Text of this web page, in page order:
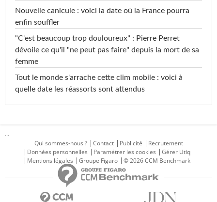
Nouvelle canicule : voici la date où la France pourra
enfin souffler
"C'est beaucoup trop douloureux" : Pierre Perret
dévoile ce qu'il "ne peut pas faire" depuis la mort de sa
femme
Tout le monde s'arrache cette clim mobile : voici à
quelle date les réassorts sont attendus
...
Qui sommes-nous ?
Contact Publicité
Recrutement
Données personnelles
Paramétrer les cookies
Gérer Utiq
Mentions légales
Groupe Figaro © 2026 CCM Benchmark